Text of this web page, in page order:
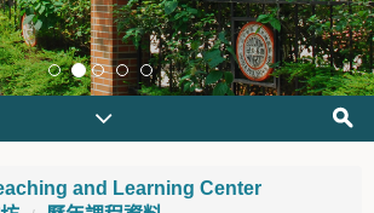
and Learning Center